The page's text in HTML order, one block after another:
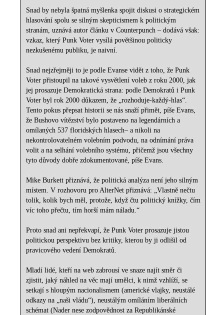
Snad by nebyla špatná myšlenka spojit diskusi o strategickém
hlasování spolu se silným skepticismem k politickým
stranám, uznává autor článku v Counterpunch – dodává však:
vzkaz, který Punk Voter vysílá povětšinou politicky
nezkušenému publiku, je naivní.
Snad nejzřejměji to je podle Evanse vidět z toho, že Punk
Voter přistoupil na takové vysvětlení voleb z roku 2000, jak
jej prosazuje Demokratická strana: podle Demokratů i Punk
Voter byl rok 2000 důkazem, že „rozhoduje-každý-hlas“.
Tento pokus přepsat historii se nás snaží přimět, píše Evans,
že Bushovo vítězství bylo postaveno na legendárních a
omílaných 537 floridských hlasech– a nikoli na
nekontrolovatelném volebním podvodu, na odnímání práva
volit a na selhání volebního systému, přičemž jsou všechny
tyto důvody dobře zdokumentované, píše Evans.
Mike Burkett přiznává, že politická analýza není jeho silným
místem. V rozhovoru pro AlterNet přiznává: „Vlastně nečtu
tolik, kolik bych měl, protože, když čtu politický knížky, čím
víc toho přečtu, tím horší mám náladu.“
Proto snad ani nepřekvapí, že Punk Voter prosazuje jistou
politickou perspektivu bez kritiky, kterou by ji odlišil od
pravicového vedení Demokratů.
Mladí lidé, kteří na web zabrousí ve snaze najít směr či
zjistit, jaký náhled na věc mají umělci, k nimž vzhlíží, se
setkají s hloupým nacionalismem (americké vlajky, neustálé
odkazy na „naši vládu“), neustálým omíláním liberálních
schémat (Nader nese zodpovědnost za Republikánské